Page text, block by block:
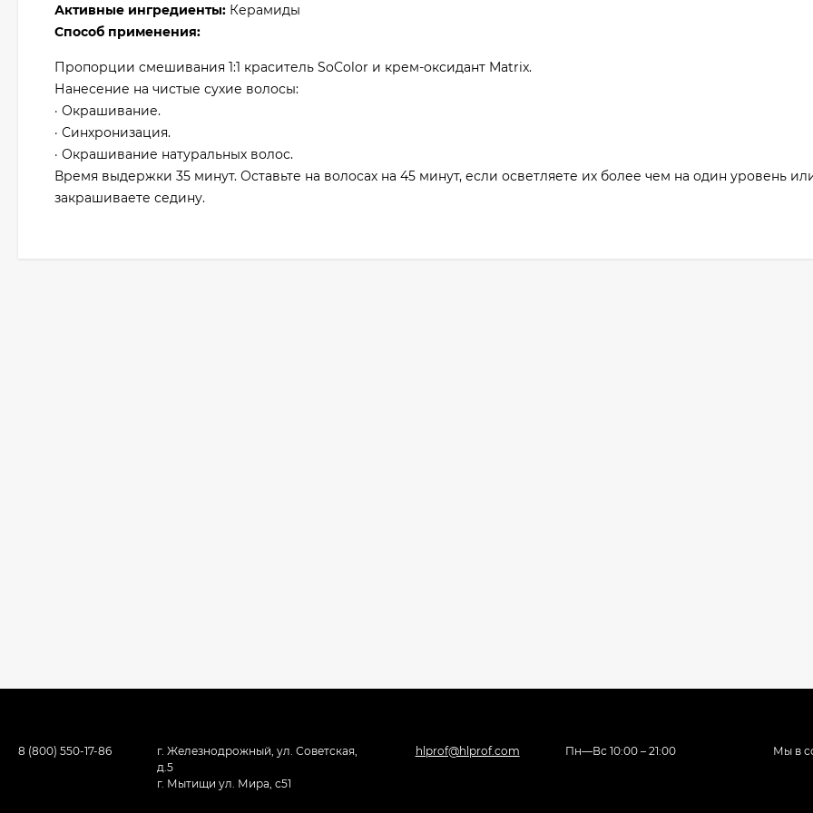
Активные ингредиенты: Керамиды
Способ применения:
Пропорции смешивания 1:1 краситель SoColor и крем-оксидант Matrix.
Нанесение на чистые сухие волосы:
· Окрашивание.
· Синхронизация.
· Окрашивание натуральных волос.
Время выдержки 35 минут. Оставьте на волосах на 45 минут, если осветляете их более чем на один уровень
закрашиваете седину.
8 (800) 550-17-86
г. Железнодрожный, ул. Советская,
д.5
г. Мытищи ул. Мира, с51
hlprof@hlprof.com Пн—Вс 10:00 – 21:00 Мы в